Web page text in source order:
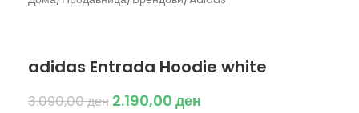
adidas Entrada Hoodie white
3.090,00ден 2.190,00 ден